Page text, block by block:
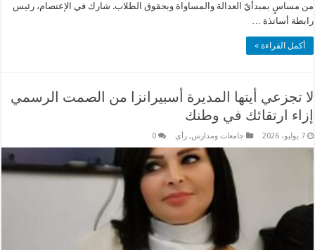
من مساسٍ بمبدأيّ العدالة والمساواة وبحقوق الطلاب. شارك في الإعتصام، رئيس
رابطة أساتذة …
أكمل القراءة »
لا تجزعي أيتها المديرة أسبيرانزا من الصمت الرسمي
إزاء ارتقائك في وطنك
7 يوليو، 2026 جامعات ومدارس,رأي 0